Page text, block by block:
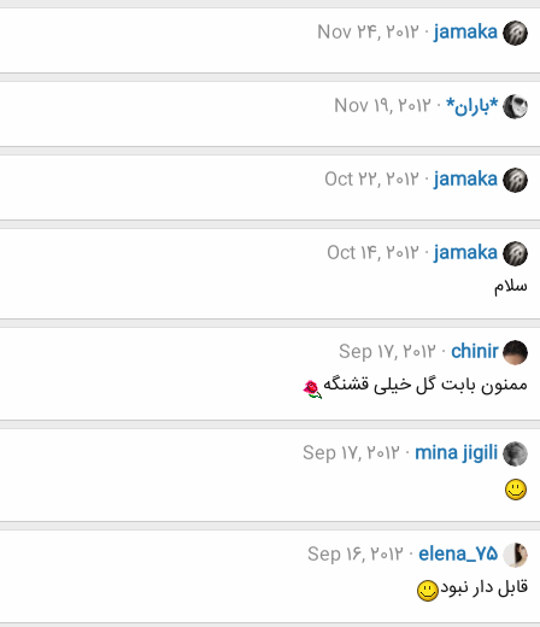
jamaka
Nov 24, 2012
*باران* Nov 19, 2012
jamaka
Oct 22, 2012
jamaka
Oct 14, 2012
سلام
chinir
Sep 17, 2012
ممنون بابت گل خیلی قشنگه
mina jigili
Sep 17, 2012
elena_75
Sep 16, 2012
قابل دار نبود